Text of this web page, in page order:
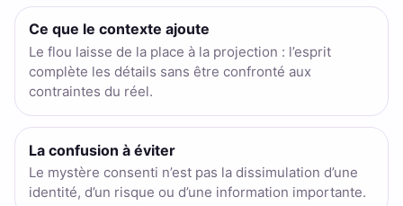
Ce que le contexte ajoute
Le flou laisse de la place à la projection : l’esprit
complète les détails sans être confronté aux
contraintes du réel.
La confusion à éviter
Le mystère consenti n’est pas la dissimulation d’une
identité, d’un risque ou d’une information importante.